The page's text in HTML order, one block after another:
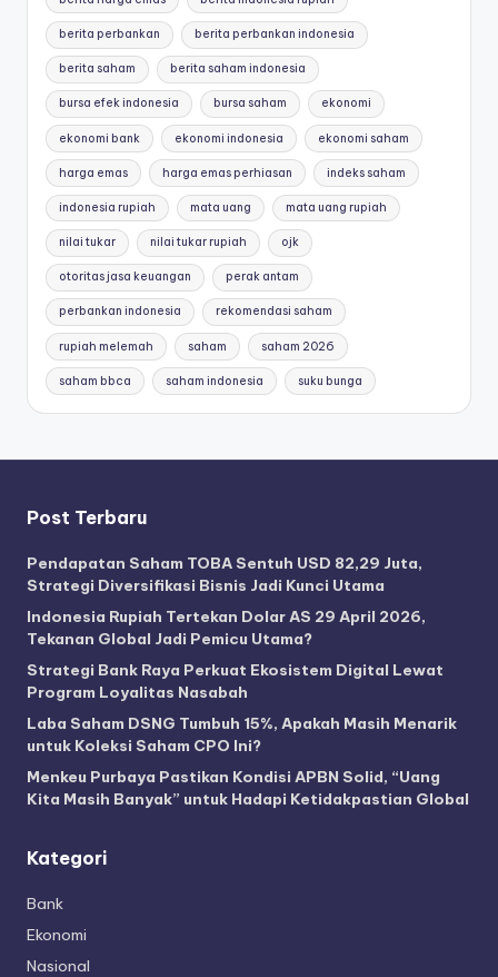
berita perbankan berita perbankan indonesia
berita saham berita saham indonesia
bursa efek indonesia bursa saham ekonomi
ekonomi bank ekonomi indonesia ekonomi saham
harga emas harga emas perhiasan indeks saham
indonesia rupiah mata uang mata uang rupiah
nilai tukar nilai tukar rupiah ojk
otoritas jasa keuangan perak antam
perbankan indonesia rekomendasi saham
rupiah melemah saham saham 2026
saham bbca saham indonesia suku bunga
Post Terbaru
Pendapatan Saham TOBA Sentuh USD 82,29 Juta,
Strategi Diversifikasi Bisnis Jadi Kunci Utama
Indonesia Rupiah Tertekan Dolar AS 29 April 2026,
Tekanan Global Jadi Pemicu Utama?
Strategi Bank Raya Perkuat Ekosistem Digital Lewat
Program Loyalitas Nasabah
Laba Saham DSNG Tumbuh 15%, Apakah Masih Menarik
untuk Koleksi Saham CPO Ini?
Menkeu Purbaya Pastikan Kondisi APBN Solid, “Uang
Kita Masih Banyak” untuk Hadapi Ketidakpastian Global
Kategori
Bank
Ekonomi
Nasional